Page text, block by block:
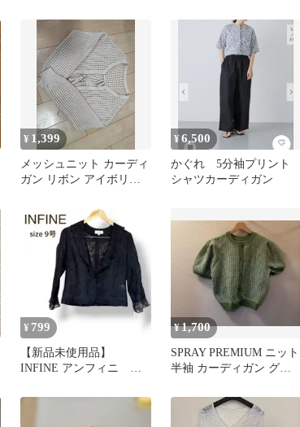
¥ 1,399
メッシュニット カーディ
ガン リボン アイボリー
¥6,500
かぐれ 5分袖プリント
シャツカーディガン
¥ 799
【新品未使用品】
INFINE アンフィニ シ
ル ブラック
¥1,700
SPRAY PREMIUM ニット
半袖 カーディガン グリ